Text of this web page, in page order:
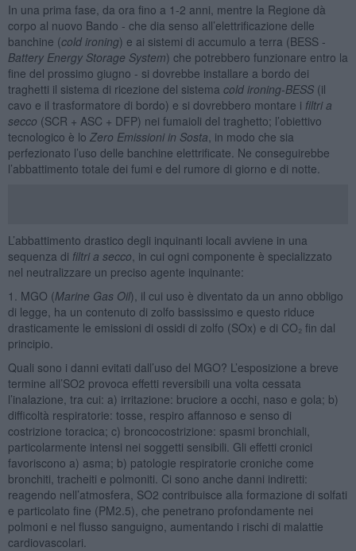
In una prima fase, da ora fino a 1-2 anni, mentre la Regione dà
corpo al nuovo Bando - che dia senso all’elettrificazione delle
banchine (cold ironing) e ai sistemi di accumulo a terra (BESS -
Battery Energy Storage System) che potrebbero funzionare entro la
fine del prossimo giugno - si dovrebbe installare a bordo dei
traghetti il sistema di ricezione del sistema cold ironing-BESS(il
cavo e il trasformatore di bordo) e si dovrebbero montare i filtri a
secco (SCR + ASC + DFP) nei fumaioli del traghetto; l’obiettivo
tecnologico è lo Zero Emissioni in Sosta , in modo che sia
perfezionato l’uso delle banchine elettrificate. Ne conseguirebbe
l’abbattimento totale dei fumi e del rumore di giorno e di notte.
L’abbattimento drastico degli inquinanti locali avviene in una
sequenza di filtri a secco , in cui ogni componente è specializzato
nel neutralizzare un preciso agente inquinante:
1. MGO (Marine Gas Oil), il cui uso è diventato da un anno obbligo
di legge, ha un contenuto di zolfo bassissimo e questo riduce
drasticamente le emissioni di ossidi di zolfo (SOx) e di CO₂ fin dal
principio.
Quali sono i danni evitati dall’uso del MGO? L’esposizione a breve
termine all’SO2 provoca effetti reversibili una volta cessata
l’inalazione, tra cui: a) irritazione: bruciore a occhi, naso e gola; b)
difficoltà respiratorie: tosse, respiro affannoso e senso di
costrizione toracica; c) broncocostrizione: spasmi bronchiali,
particolarmente intensi nei soggetti sensibili. Gli effetti cronici
favoriscono a) asma; b) patologie respiratorie croniche come
bronchiti, tracheiti e polmoniti. Ci sono anche danni indiretti:
reagendo nell’atmosfera, SO2 contribuisce alla formazione di solfati
e particolato fine (PM2.5), che penetrano profondamente nei
polmoni e nel flusso sanguigno, aumentando i rischi di malattie
cardiovascolari.